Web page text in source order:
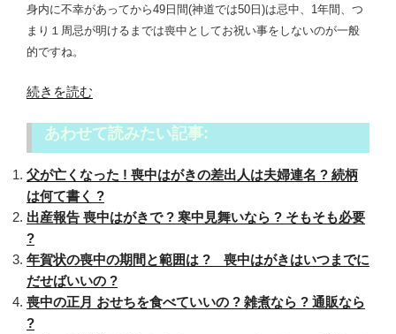
身内に不幸があってから49日間(神道では50日)は忌中、1年間、つ
まり１周忌が明けるまでは喪中としてお祝い事をしないのが一般
的ですね。
“喪
正
月
飾
り
を
し
て
も
い
続きを読む
あわせて読みたい記事:
父が亡くなった ! 喪中はがきの差出人は夫婦連名 ? 続柄
は何て書く ?
出産報告 喪中はがきで ? 寒中見舞いなら ? そもそも必要
?
年賀状の喪中の期間と範囲は ? 喪中はがきはいつまでに
だせばいいの ?
喪中の正月 おせちを食べていいの ? 雑煮なら ? 通販なら
?